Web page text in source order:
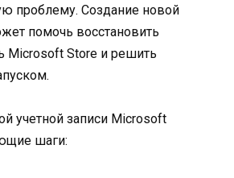
проблему. Создание новой
помочь восстановить
Microsoft Store и решить
учетной записи Microsoft
шаги: